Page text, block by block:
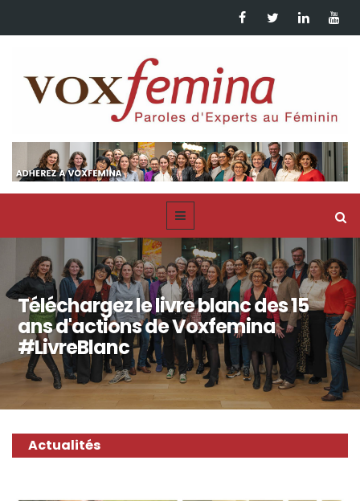
Téléchargez le livre blanc des 15
ans d'actions de Voxfemina
#LivreBlanc
Actualités